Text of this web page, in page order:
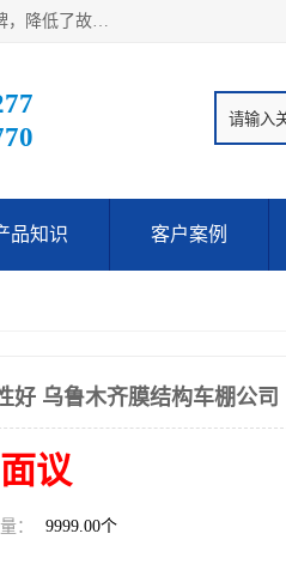
武汉荣晟环保科技有限公司产品涵盖了全自动工程车辆洗轮机，环保远射程喷雾机，抑尘剂喷洒设备，农村喷雾打牌，降低了故障率。多次获得环保科技进步奖，赢得了广大客户的一直好评.
品知识 客户案例
好 乌鲁木齐膜结构车棚公司
面议
： 9999.00个